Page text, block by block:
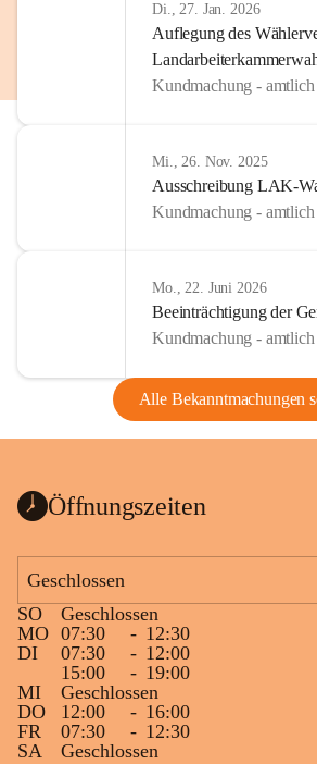
Di., 27. Jan. 2026
Auflegung des
Kundmachung - amtlich
Mi., 26. Nov. 2025
Ausschreibung LAK-
Kundmachung - amtlich
Mo., 22. Juni 2026
Beeinträchtigung der
Kundmachung - amtlich
Alle Bekanntmachungen
Öffnungszeiten
Geschlossen
SO
Geschlossen
MO 07:30 - 12:30
DI
07:30 - 12:00
15:00
- 19:00
MI
Geschlossen
DO
12:00 - 16:00
FR
07:30 - 12:30
SA
Geschlossen